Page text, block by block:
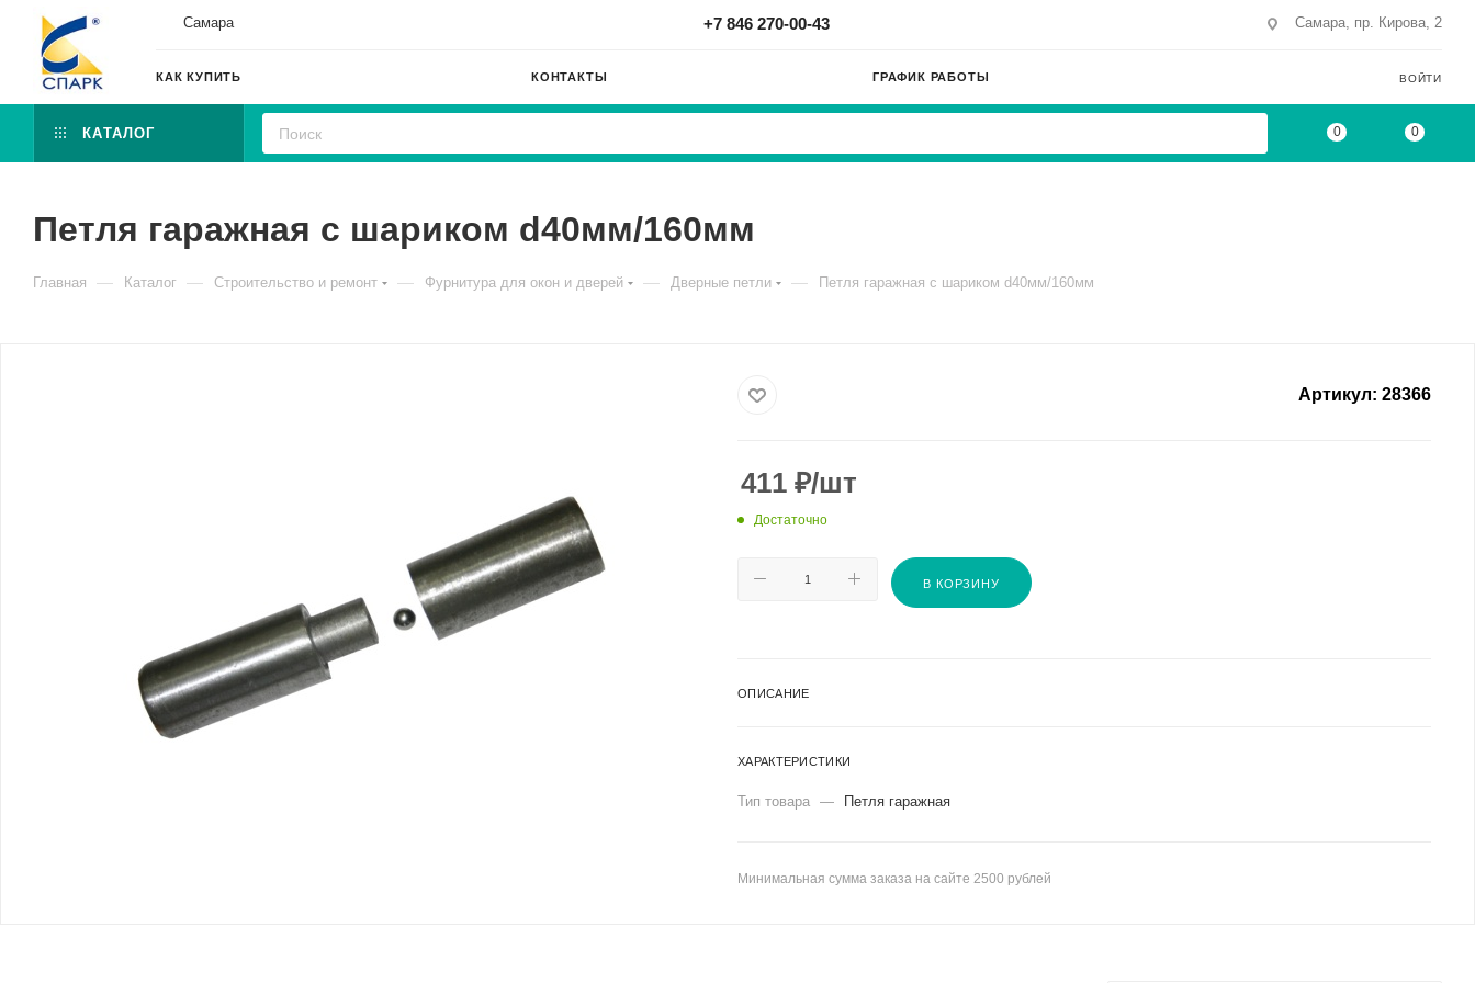
Самара +7 846 270-00-43 Самара, пр. Кирова, 2
КАК КУПИТЬ КОНТАКТЫ ГРАФИК РАБОТЫ ВОЙТИ
КАТАЛОГ 0 0
Петля гаражная с шариком d40мм/160мм
Главная — Каталог — Строительство и ремонт — Фурнитура для окон и дверей — Дверные петли — Петля гаражная с шариком d40мм/160мм
Артикул: 28366
411 ₽/шт
Достаточно
В КОРЗИНУ
ОПИСАНИЕ
ХАРАКТЕРИСТИКИ
Тип товара — Петля гаражная
Минимальная сумма заказа на сайте 2500 рублей